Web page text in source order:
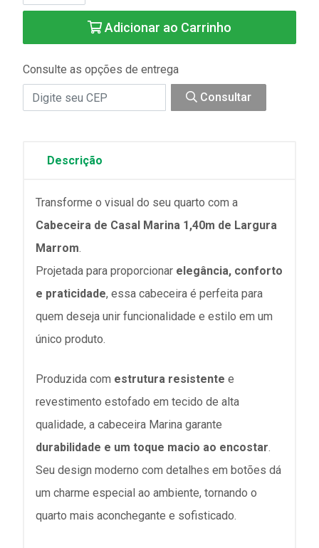
Adicionar ao Carrinho
Consulte as opções de entrega
Consultar
Descrição
Transforme o visual do seu quarto com a
Cabeceira de Casal Marina 1,40m de Largura
Marrom.
Projetada para proporcionar elegância, conforto
e praticidade, essa cabeceira é perfeita para
quem deseja unir funcionalidade e estilo em um
único produto.
Produzida com estrutura resistente e
revestimento estofado em tecido de alta
qualidade, a cabeceira Marina garante
durabilidade e um toque macio ao encostar.
Seu design moderno com detalhes em botões dá
um charme especial ao ambiente, tornando o
quarto mais aconchegante e sofisticado.